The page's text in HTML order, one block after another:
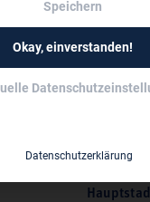
Die
Speichern
Okay, einverstanden!
Datenschutzerklärung